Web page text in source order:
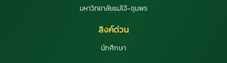
มหาวิทยาลัยแม่โจ้-ชุมพร
ลิงค์ด่วน
นักศึกษา